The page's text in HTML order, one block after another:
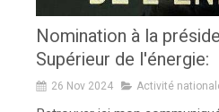
Nomination à la
Supérieur de l'énergie:
26 Nov 2024 Activité